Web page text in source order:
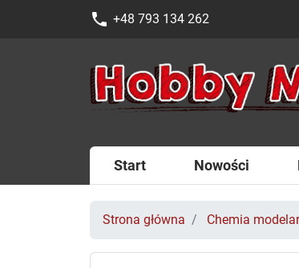
phone +48 793 134 262
Start Nowości
Strona główna Chemia